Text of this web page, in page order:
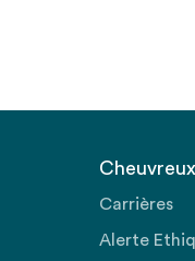
Cheuvreux
Carrières
Alerte